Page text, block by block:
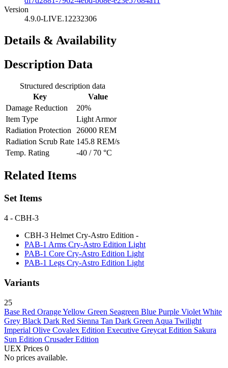
Version
4.9.0-LIVE.12232306
Details & Availability
Description Data
Structured description data
Key
Value
Damage Reduction
20%
Item Type
Light Armor
Radiation Protection
26000 REM
Radiation Scrub Rate 145.8 REM/s
Temp. Rating
-40 / 70 °C
Related Items
Set Items
4 - CBH-3
CBH-3 Helmet Cry-Astro Edition -
PAB-1 Arms Cry-Astro Edition Light
PAB-1 Core Cry-Astro Edition Light
PAB-1 Legs Cry-Astro Edition Light
Variants
25
Base Red OrangeYellow Green Seagreen Blue Purple Violet White
Grey Black Dark Red Sienna Tan Dark Green Aqua Twilight
Imperial Olive Covalex Edition Executive Greycat Edition Sakura
Sun Edition Crusader Edition
UEX Prices 0
No prices available.